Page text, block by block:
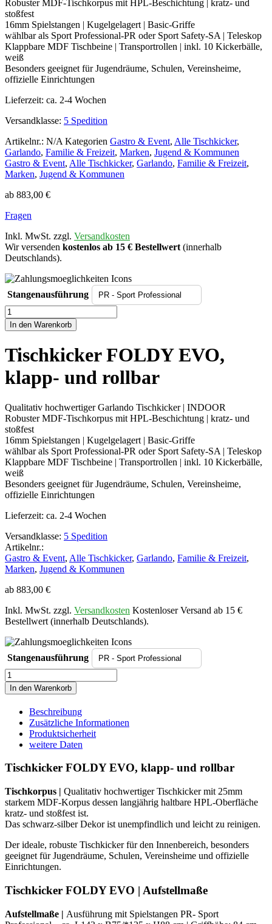
Robuster MDF-Tischkorpus mit HPL-Beschichtung | kratz- und
stoßfest
16mm Spielstangen | Kugelgelagert | Basic-Griffe
wählbar als Sport Professional-PR oder Sport Safety-SA | Teleskop
Klappbare MDF Tischbeine | Transportrollen | inkl. 10 Kickerbälle,
weiß
Besonders geeignet für Jugendräume, Schulen, Vereinsheime,
offizielle Einrichtungen
Lieferzeit: ca. 2-4 Wochen
Versandklasse: 5 Spedition
Artikelnr.: N/A Kategorien Gastro & Event, Alle Tischkicker,
Garlando, Familie & Freizeit, Marken, Jugend & Kommunen
Gastro & Event, Alle Tischkicker, Garlando, Familie & Freizeit,
Marken, Jugend & Kommunen
ab 883,00 €
Fragen
Inkl. MwSt. zzgl. Versandkosten
Wir versenden kostenlos ab 15 € Bestellwert (innerhalb
Deutschlands).
Stangenausführung
Tischkicker
FOLDY
EVO,
und
rollbar
Menge
In den Warenkorb
Tischkicker FOLDY EVO,
klapp- und rollbar
Qualitativ hochwertiger Garlando Tischkicker | INDOOR
Robuster MDF-Tischkorpus mit HPL-Beschichtung | kratz- und
stoßfest
16mm Spielstangen | Kugelgelagert | Basic-Griffe
wählbar als Sport Professional-PR oder Sport Safety-SA | Teleskop
Klappbare MDF Tischbeine | Transportrollen | inkl. 10 Kickerbälle,
weiß
Besonders geeignet für Jugendräume, Schulen, Vereinsheime,
offizielle Einrichtungen
Lieferzeit: ca. 2-4 Wochen
Versandklasse: 5 Spedition
Artikelnr.:
Gastro & Event, Alle Tischkicker, Garlando, Familie & Freizeit,
Marken, Jugend & Kommunen
ab 883,00 €
Inkl. MwSt. zzgl. Versandkosten Kostenloser Versand ab 15 €
Bestellwert (innerhalb Deutschlands).
Stangenausführung
Tischkicker
FOLDY
EVO,
rollbar
Menge
In den Warenkorb
Beschreibung
Zusätzliche Informationen
Produktsicherheit
weitere Daten
Tischkicker FOLDY EVO, klapp- und rollbar
Tischkorpus | Qualitativ hochwertiger Tischkicker mit 25mm
starkem MDF-Korpus dessen langjährig haltbare HPL-Oberfläche
kratz- und stoßfest ist.
Das schwarz-silber Dekor ist unempfindlich und leicht zu reinigen.
Der ideale, robuste Tischkicker für den Innenbereich, besonders
geeignet für Jugendräume, Schulen, Vereinsheime und offizielle
Einrichtungen.
Tischkicker FOLDY EVO | Aufstellmaße
Aufstellmaße | Ausführung mit Spielstangen PR- Sport